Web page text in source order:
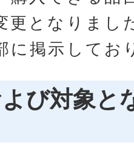
更となりまし
に掲示してお
び対象と